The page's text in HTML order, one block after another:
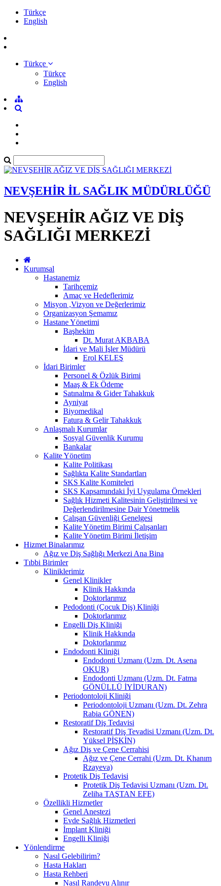
Türkçe
English
Türkçe
Türkçe
English
NEVŞEHİR İL SAĞLIK MÜDÜRLÜĞÜ
NEVŞEHİR AĞIZ VE DİŞ
SAĞLIĞI MERKEZİ
Kurumsal
Hastanemiz
Tarihçemiz
Amaç ve Hedeflerimiz
Misyon ,Vizyon ve Değerlerimiz
Organizasyon Şemamız
Hastane Yönetimi
Başhekim
Dt. Murat AKBABA
İdari ve Mali İşler Müdürü
Erol KELEŞ
İdari Birimler
Personel & Özlük Birimi
Maaş & Ek Ödeme
Satınalma & Gider Tahakkuk
Ayniyat
Biyomedikal
Fatura & Gelir Tahakkuk
Anlaşmalı Kurumlar
Sosyal Güvenlik Kurumu
Bankalar
Kalite Yönetim
Kalite Politikası
Sağlıkta Kalite Standartları
SKS Kalite Komiteleri
SKS Kapsamındaki İyi Uygulama Örnekleri
Sağlık Hizmeti Kalitesinin Geliştirilmesi ve
Değerlendirilmesine Dair Yönetmelik
Çalışan Güvenliği Genelgesi
Kalite Yönetim Birimi Çalışanları
Kalite Yönetim Birimi İletişim
Hizmet Binalarımız
Ağız ve Diş Sağlığı Merkezi Ana Bina
Tıbbi Birimler
Kliniklerimiz
Genel Klinikler
Klinik Hakkında
Doktorlarımız
Pedodonti (Çocuk Diş) Kliniği
Doktorlarımız
Engelli Diş Kliniği
Klinik Hakkında
Doktorlarımız
Endodonti Kliniği
Endodonti Uzmanı (Uzm. Dt. Asena
OKUR)
Endodonti Uzmanı (Uzm. Dt. Fatma
GÖNÜLLÜ İYİDURAN)
Periodontoloji Kliniği
Periodontoloji Uzmanı (Uzm. Dt. Zehra
Rabia GÖNEN)
Restoratif Diş Tedavisi
Restoratif Diş Tevadisi Uzmanı (Uzm. Dt.
Yüksel PİŞKİN)
Ağız Diş ve Çene Cerrahisi
Ağız ve Çene Cerrahi (Uzm. Dt. Khanım
Rzayeva)
Protetik Diş Tedavisi
Protetik Diş Tedavisi Uzmanı (Uzm. Dt.
Zeliha TAŞTAN EFE)
Özellikli Hizmetler
Genel Anestezi
Evde Sağlık Hizmetleri
İmplant Kliniği
Engelli Kliniği
Yönlendirme
Nasıl Gelebilirim?
Hasta Hakları
Hasta Rehberi
Nasıl Randevu Alınır